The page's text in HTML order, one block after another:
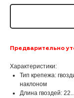
Предварительно
Характеристики:
Тип крепежа:
наклоном
Длина гвоздей: